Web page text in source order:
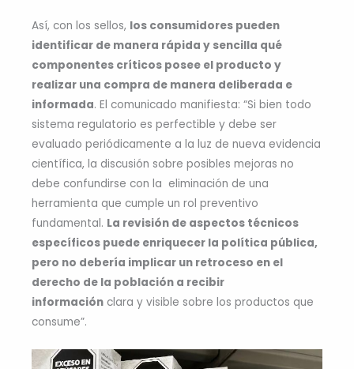
Así, con los sellos, los consumidores pueden
identificar de manera rápida y sencilla qué
componentes críticos posee el producto y
realizar una compra de manera deliberada e
informada. El comunicado manifiesta: “Si bien todo
sistema regulatorio es perfectible y debe ser
evaluado periódicamente a la luz de nueva evidencia
científica, la discusión sobre posibles mejoras no
debe confundirse con la eliminación de una
herramienta que cumple un rol preventivo
fundamental. La revisión de aspectos técnicos
específicos puede enriquecer la política pública,
pero no debería implicar un retroceso en el
derecho de la población a recibir
información clara y visible sobre los productos que
consume”.